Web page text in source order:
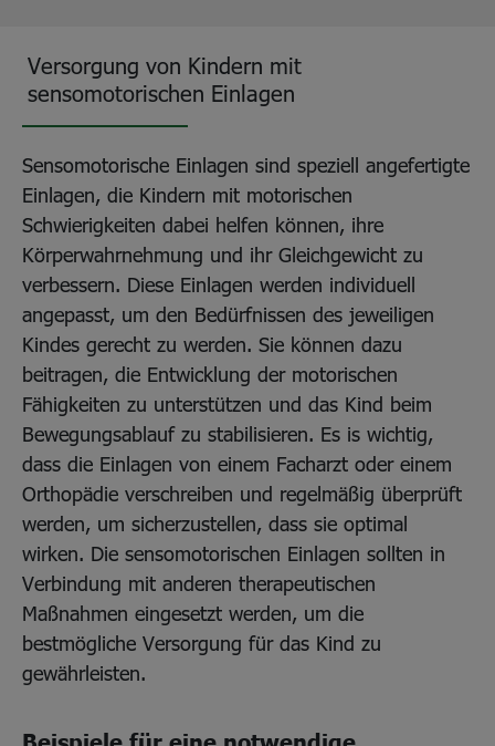
Versorgung von Kindern mit
sensomotorischen Einlagen
Sensomotorische Einlagen sind speziell angefertigte
Einlagen, die Kindern mit motorischen
Schwierigkeiten dabei helfen können, ihre
Körperwahrnehmung und ihr Gleichgewicht zu
verbessern. Diese Einlagen werden individuell
angepasst, um den Bedürfnissen des jeweiligen
Kindes gerecht zu werden. Sie können dazu
beitragen, die Entwicklung der motorischen
Fähigkeiten zu unterstützen und das Kind beim
Bewegungsablauf zu stabilisieren. Es is wichtig,
dass die Einlagen von einem Facharzt oder einem
Orthopädie verschreiben und regelmäßig überprüft
werden, um sicherzustellen, dass sie optimal
wirken. Die sensomotorischen Einlagen sollten in
Verbindung mit anderen therapeutischen
Maßnahmen eingesetzt werden, um die
bestmögliche Versorgung für das Kind zu
gewährleisten.